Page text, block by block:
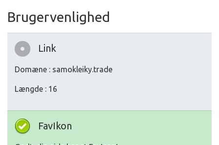
Brugervenlighed
Link
Domæne : samokleiky.trade
Længde : 16
FavIkon